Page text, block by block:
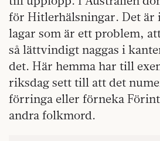
för Hitlerhälsningar. Det är
lagar som är ett problem,
så lättvindigt naggas i
det. Här hemma har till
riksdag sett till att det
förringa eller förneka
andra folkmord.